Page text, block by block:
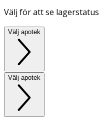
Välj för att se lagerstatus
Välj apotek
Välj apotek